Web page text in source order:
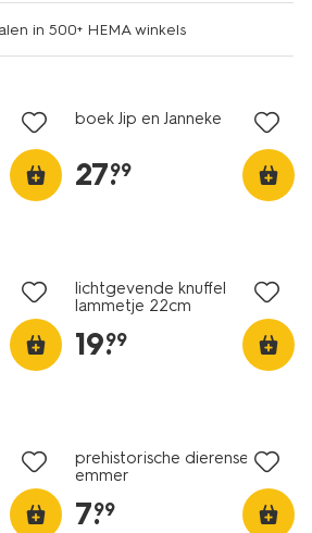
in 500+ HEMA winkels
boek Jip en Janneke
27.
99
lichtgevende knuffel
lammetje 22cm
19.
99
prehistorische dierenset in
emmer
7.
99